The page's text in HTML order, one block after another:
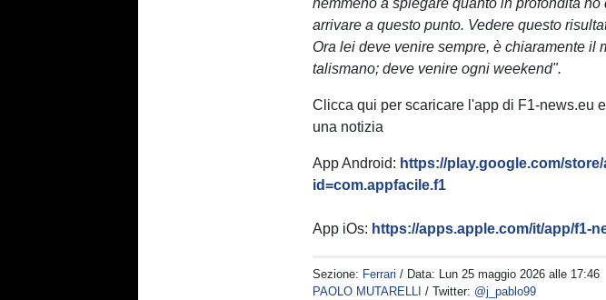
nemmeno a spiegare quanto in profondità ho
arrivare a questo punto. Vedere questo
Ora lei deve venire sempre, è chiaramente il
talismano; deve venire ogni weekend".
Clicca qui per scaricare l'app di F1-news.eu
una notizia
App Android: https://play.google.com/
id=com.appfacile.f1
App iOs: https://apps.apple.com/it/app/f1-
Sezione: Ferrari / Data: Lun 25 maggio 2026 alle 17:46
PAOLO MUTARELLI / Twitter: @j_pablo99